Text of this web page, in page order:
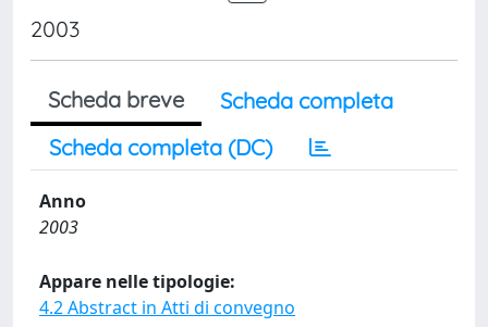
2003
Scheda breve
Scheda completa
Scheda completa (DC)
Anno
2003
Appare nelle tipologie:
4.2 Abstract in Atti di convegno